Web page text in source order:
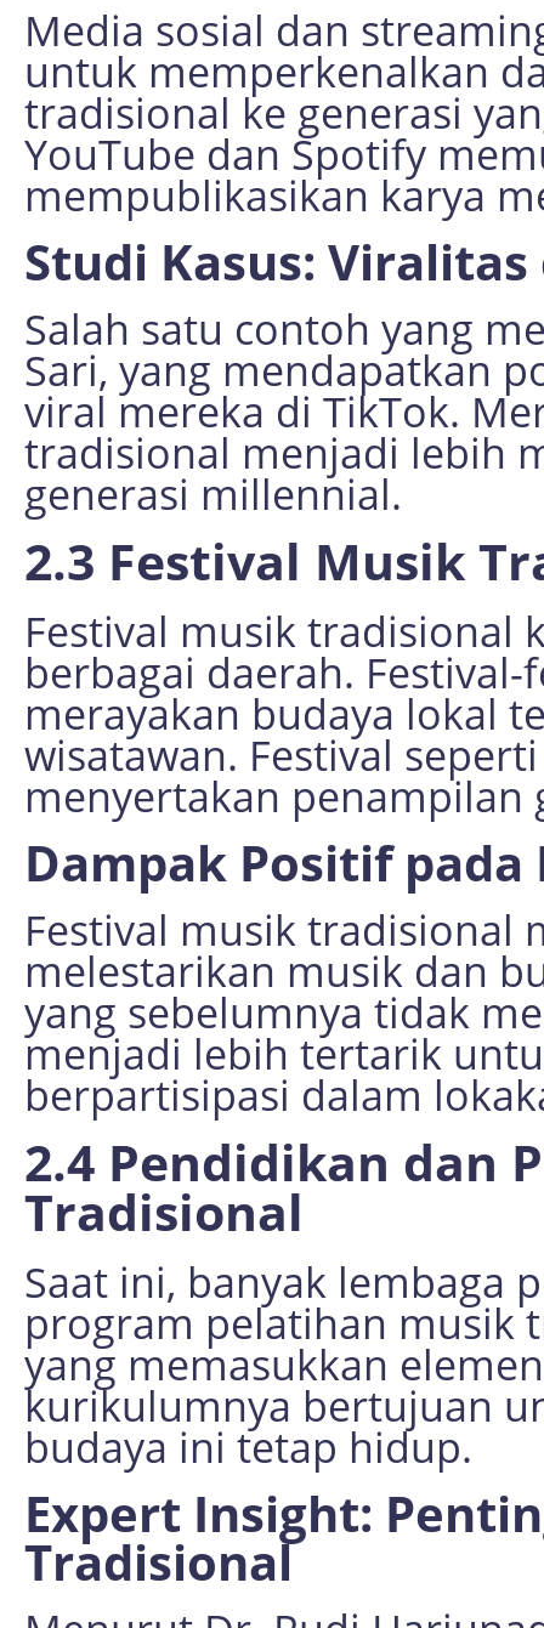
Media sosial dan
untuk memperkenalkan
tradisional ke generasi
YouTube dan Spotify
mempublikasikan karya
Studi Kasus:
Salah satu contoh yang
Sari, yang mendapatkan
viral mereka di TikTok.
tradisional menjadi lebih
generasi millennial.
2.3 Festival Musik
Festival musik tradisional
berbagai daerah.
merayakan budaya lokal
wisatawan. Festival
menyertakan
Dampak Positif
Festival musik tradisional
melestarikan musik dan
yang sebelumnya tidak
menjadi lebih tertarik
berpartisipasi dalam
2.4 Pendidikan dan
Tradisional
Saat ini, banyak lembaga
program pelatihan musik
yang memasukkan
kurikulumnya bertujuan
budaya ini tetap hidup.
Expert Insight:
Tradisional